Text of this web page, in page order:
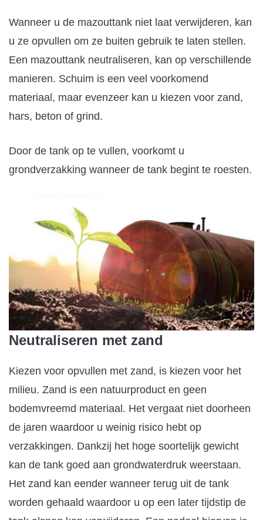
Wanneer u de mazouttank niet laat verwijderen, kan
u ze opvullen om ze buiten gebruik te laten stellen.
Een mazouttank neutraliseren, kan op verschillende
manieren. Schuim is een veel voorkomend
materiaal, maar evenzeer kan u kiezen voor zand,
hars, beton of grind.
Door de tank op te vullen, voorkomt u
grondverzakking wanneer de tank begint te roesten.
Neutraliseren met zand
Kiezen voor opvullen met zand, is kiezen voor het
milieu. Zand is een natuurproduct en geen
bodemvreemd materiaal. Het vergaat niet doorheen
de jaren waardoor u weinig risico hebt op
verzakkingen. Dankzij het hoge soortelijk gewicht
kan de tank goed aan grondwaterdruk weerstaan.
Het zand kan eender wanneer terug uit de tank
worden gehaald waardoor u op een later tijdstip de